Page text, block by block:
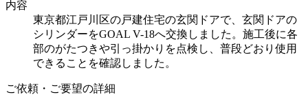
内容
東京都江戸川区の戸建住宅の玄関ドアで、玄関ドアの
シリンダーをGOAL V-18へ交換しました。施工後に各
部のがたつきや引っ掛かりを点検し、普段どおり使用
できることを確認しました。
ご依頼・ご要望の詳細